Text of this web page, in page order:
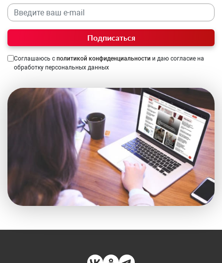
Подписаться
Соглашаюсь с политикой конфиденциальности и даю согласие на
обработку персональных данных